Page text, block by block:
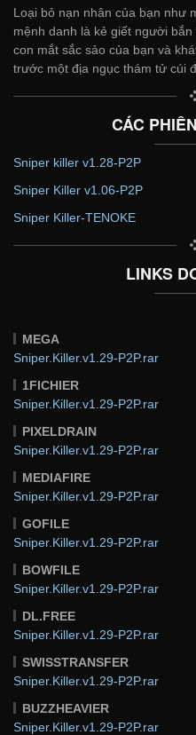
Loại bỏ nạn nhân của bạn như
mệnh danh là kẻ giết người
con mắt sắc sảo của bạn và
trước một địa ngục thám tử cúi
CÁC
Sniper killer v1.28-P2P
Sniper Killer v1.06-P2P
Sniper Killer-TENOKE
LINKS
MEGA
Sniper.Killer.v1.29-P2P.rar
1FICHIER
Sniper.Killer.v1.29-P2P.rar
PIXELDRAIN
Sniper.Killer.v1.29-P2P.rar
MEDIAFIRE
Sniper.Killer.v1.29-P2P.rar
GOFILE
Sniper.Killer.v1.29-P2P.rar
BOWFILE
Sniper.Killer.v1.29-P2P.rar
DL.FREE
Sniper.Killer.v1.29-P2P.rar
SWISSTRANSFER
Sniper.Killer.v1.29-P2P.rar
BUZZHEAVIER
Sniper.Killer.v1.29-P2P.rar